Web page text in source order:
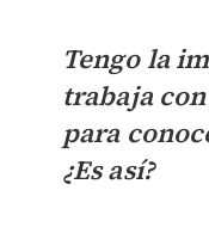
Tengo la
trabaja
para
¿Es así?